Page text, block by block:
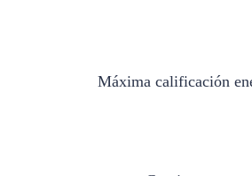
Máxima calificación